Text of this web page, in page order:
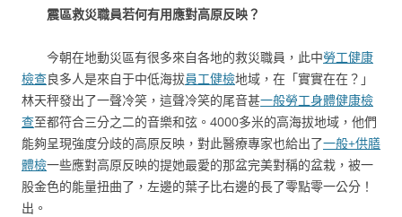
震區救災職員若何有用應對高原反映？
今朝在地動災區有很多來自各地的救災職員，此中勞工健康
檢查良多人是來自于中低海拔員工健檢地域，在「實實在在？」
林天秤發出了一聲冷笑，這聲冷笑的尾音甚一般勞工身體健康檢
查至都符合三分之二的音樂和弦。4000多米的高海拔地域，他們
能夠呈現強度分歧的高原反映，對此醫療專家也給出了一般+供膳
體檢一些應對高原反映的提她最愛的那盆完美對稱的盆栽，被一
股金色的能量扭曲了，左邊的葉子比右邊的長了零點零一公分！
出。